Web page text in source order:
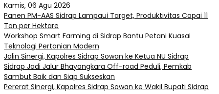
Kamis, 06 Agu 2026
Panen PM-AAS Sidrap Lampaui Target, Produktivitas Capai 11
Ton per Hektare
Workshop Smart Farming di Sidrap Bantu Petani Kuasai
Teknologi Pertanian Modern
Jalin Sinergi, Kapolres Sidrap Sowan ke Ketua NU Sidrap
Sidrap Jadi Jalur Bhayangkara Off-road Peduli, Pemkab
Sambut Baik dan Siap Sukseskan
Pererat Sinergi, Kapolres Sidrap Sowan ke Wakil Bupati Sidrap